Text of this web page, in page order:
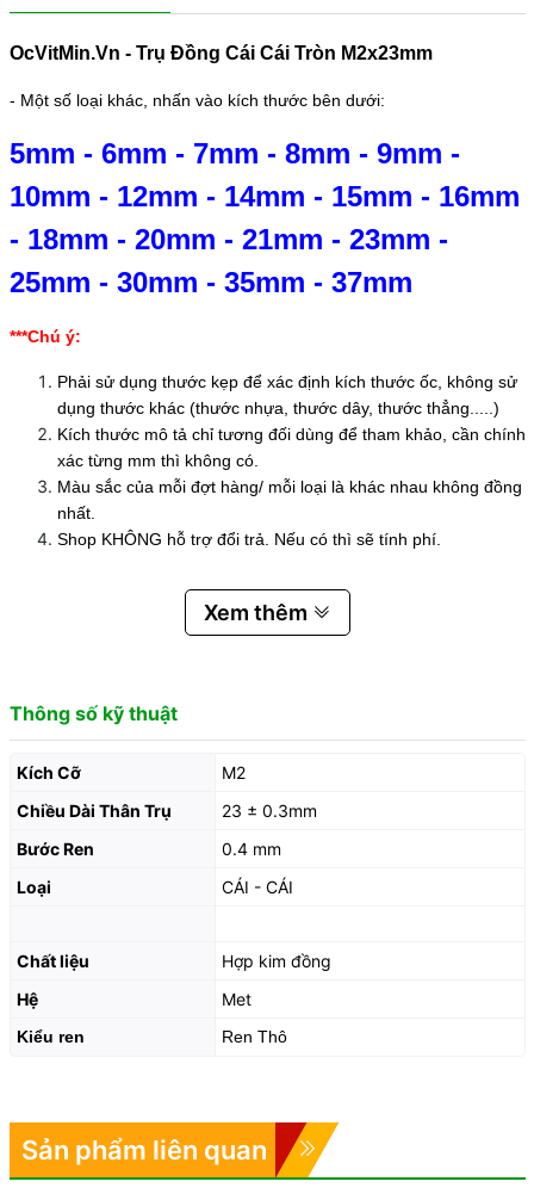
OcVitMin.Vn - Trụ Đồng Cái Cái Tròn M2x23mm
- Một số loại khác, nhấn vào kích thước bên dưới:
5mm - 6mm - 7mm - 8mm - 9mm -
10mm - 12mm - 14mm - 15mm - 16mm
- 18mm - 20mm - 21mm - 23mm -
25mm - 30mm - 35mm - 37mm
***Chú ý:
Phải sử dụng thước kẹp để xác định kích thước ốc, không sử
dụng thước khác (thước nhựa, thước dây, thước thẳng.....)
Kích thước mô tả chỉ tương đối dùng để tham khảo, cần chính
xác từng mm thì không có.
Màu sắc của mỗi đợt hàng/ mỗi loại là khác nhau không đồng
nhất.
Shop KHÔNG hỗ trợ đổi trả. Nếu có thì sẽ tính phí.
Xem thêm
Thông số kỹ thuật
Kích Cỡ
M2
Chiều Dài Thân Trụ
23 ± 0.3mm
Bước Ren
0.4 mm
Loại
CÁI - CÁI
Chất liệu
Hợp kim đồng
Hệ
Met
Kiểu ren Ren Thô
Sản phẩm liên quan